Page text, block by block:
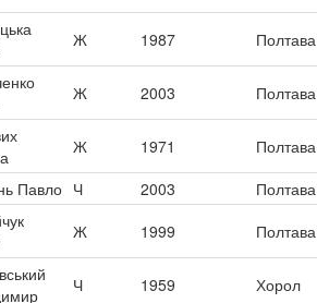
Ж 1987 Полтава
Ж 2003 Полтава
Ж 1971
Полтава
Павло Ч 2003
Полтава
Ж 1999 Полтава
Ч 1959 Хорол